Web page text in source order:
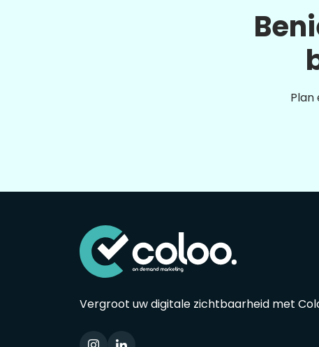
Plan
Vergroot uw digitale zichtbaarheid met